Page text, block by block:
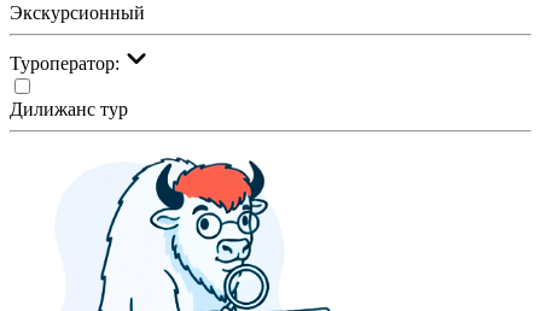
Экскурсионный
Туроператор:
Дилижанс тур